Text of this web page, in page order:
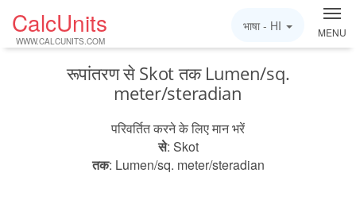
CalcUnits
WWW.CALCUNITS.COM
MENU
भाषा - HI
रूपांतरण से Skot तक Lumen/sq.
meter/steradian
परिवर्तित करने के लिए मान भरें
से: Skot
तक: Lumen/sq. meter/steradian